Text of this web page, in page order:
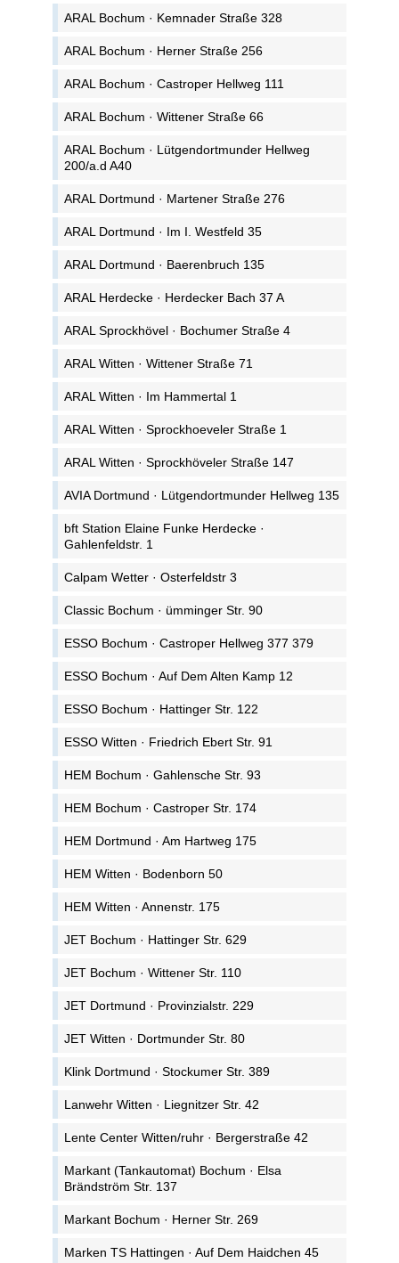
ARAL Bochum · Kemnader Straße 328
ARAL Bochum · Herner Straße 256
ARAL Bochum · Castroper Hellweg 111
ARAL Bochum · Wittener Straße 66
ARAL Bochum · Lütgendortmunder Hellweg
200/a.d A40
ARAL Dortmund · Martener Straße 276
ARAL Dortmund · Im I. Westfeld 35
ARAL Dortmund · Baerenbruch 135
ARAL Herdecke · Herdecker Bach 37 A
ARAL Sprockhövel · Bochumer Straße 4
ARAL Witten · Wittener Straße 71
ARAL Witten · Im Hammertal 1
ARAL Witten · Sprockhoeveler Straße 1
ARAL Witten · Sprockhöveler Straße 147
AVIA Dortmund · Lütgendortmunder Hellweg 135
bft Station Elaine Funke Herdecke ·
Gahlenfeldstr. 1
Calpam Wetter · Osterfeldstr 3
Classic Bochum · ümminger Str. 90
ESSO Bochum · Castroper Hellweg 377 379
ESSO Bochum · Auf Dem Alten Kamp 12
ESSO Bochum · Hattinger Str. 122
ESSO Witten · Friedrich Ebert Str. 91
HEM Bochum · Gahlensche Str. 93
HEM Bochum · Castroper Str. 174
HEM Dortmund · Am Hartweg 175
HEM Witten · Bodenborn 50
HEM Witten · Annenstr. 175
JET Bochum · Hattinger Str. 629
JET Bochum · Wittener Str. 110
JET Dortmund · Provinzialstr. 229
JET Witten · Dortmunder Str. 80
Klink Dortmund · Stockumer Str. 389
Lanwehr Witten · Liegnitzer Str. 42
Lente Center Witten/ruhr · Bergerstraße 42
Markant (Tankautomat) Bochum · Elsa
Brändström Str. 137
Markant Bochum · Herner Str. 269
Marken TS Hattingen · Auf Dem Haidchen 45